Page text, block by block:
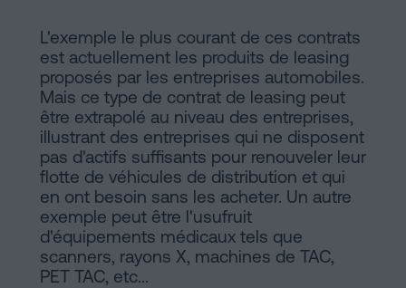
L'exemple le plus courant de ces contrats
est actuellement les produits de leasing
proposés par les entreprises automobiles.
Mais ce type de contrat de leasing peut
être extrapolé au niveau des entreprises,
illustrant des entreprises qui ne disposent
pas d'actifs suffisants pour renouveler leur
flotte de véhicules de distribution et qui
en ont besoin sans les acheter. Un autre
exemple peut être l'usufruit
d'équipements médicaux tels que
scanners, rayons X, machines de TAC,
PET TAC, etc...